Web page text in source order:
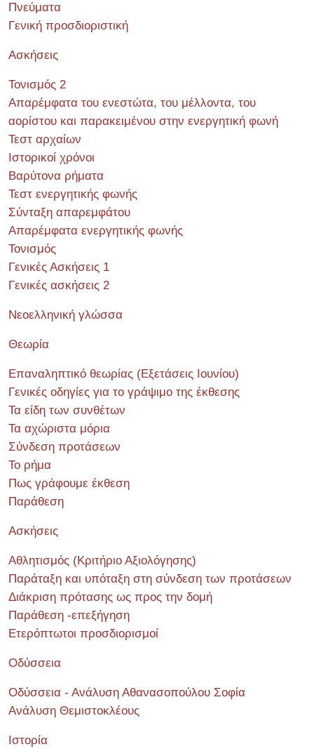
Πνεύματα
Γενική προσδιοριστική
Ασκήσεις
Τονισμός 2
Απαρέμφατα του ενεστώτα, του μέλλοντα, του
αορίστου και παρακειμένου στην ενεργητική φωνή
Τεστ αρχαίων
Ιστορικοί χρόνοι
Βαρύτονα ρήματα
Τεστ ενεργητικής φωνής
Σύνταξη απαρεμφάτου
Απαρέμφατα ενεργητικής φωνής
Τονισμός
Γενικές Ασκήσεις 1
Γενικές ασκήσεις 2
Νεοελληνική γλώσσα
Θεωρία
Επαναληπτικό θεωρίας (Εξετάσεις Ιουνίου)
Γενικές οδηγίες για το γράψιμο της έκθεσης
Τα είδη των συνθέτων
Τα αχώριστα μόρια
Σύνδεση προτάσεων
Το ρήμα
Πως γράφουμε έκθεση
Παράθεση
Ασκήσεις
Αθλητισμός (Κριτήριο Αξιολόγησης)
Παράταξη και υπόταξη στη σύνδεση των προτάσεων
Διάκριση πρότασης ως προς την δομή
Παράθεση -επεξήγηση
Ετερόπτωτοι προσδιορισμοί
Οδύσσεια
Οδύσσεια - Ανάλυση Αθανασοπούλου Σοφία
Ανάλυση Θεμιστοκλέους
Ιστορία